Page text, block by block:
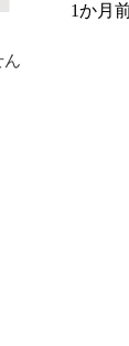
1か月
報告す
ん